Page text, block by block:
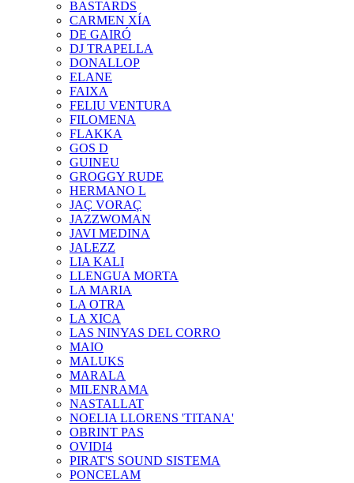
BASTARDS
CARMEN XÍA
DE GAIRÓ
DJ TRAPELLA
DONALLOP
ELANE
FAIXA
FELIU VENTURA
FILOMENA
FLAKKA
GOS D
GUINEU
GROGGY RUDE
HERMANO L
JAÇ VORAÇ
JAZZWOMAN
JAVI MEDINA
JALEZZ
LIA KALI
LLENGUA MORTA
LA MARIA
LA OTRA
LA XICA
LAS NINYAS DEL CORRO
MAIO
MALUKS
MARALA
MILENRAMA
NASTALLAT
NOELIA LLORENS 'TITANA'
OBRINT PAS
OVIDI4
PIRAT'S SOUND SISTEMA
PONCELAM